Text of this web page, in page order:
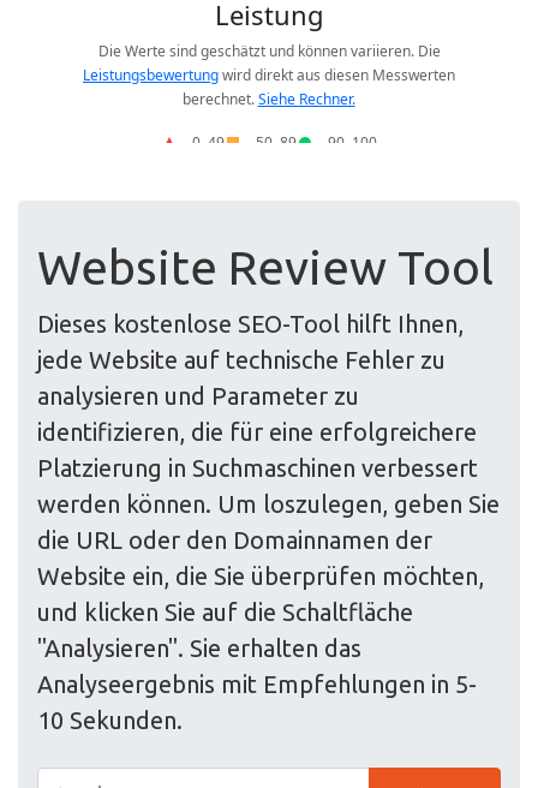
Website Review Tool
Dieses kostenlose SEO-Tool hilft Ihnen,
jede Website auf technische Fehler zu
analysieren und Parameter zu
identifizieren, die für eine erfolgreichere
Platzierung in Suchmaschinen verbessert
werden können. Um loszulegen, geben Sie
die URL oder den Domainnamen der
Website ein, die Sie überprüfen möchten,
und klicken Sie auf die Schaltfläche
"Analysieren". Sie erhalten das
Analyseergebnis mit Empfehlungen in 5-
10 Sekunden.